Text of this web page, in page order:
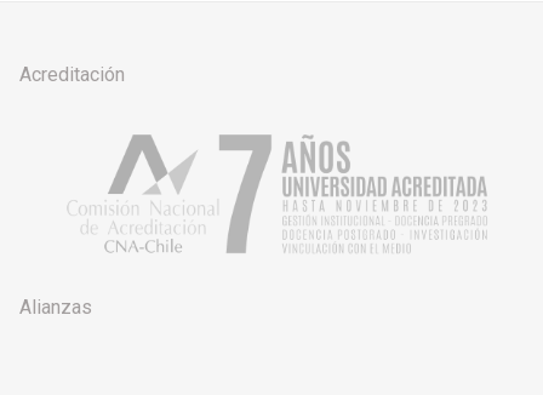
Acreditación
Alianzas